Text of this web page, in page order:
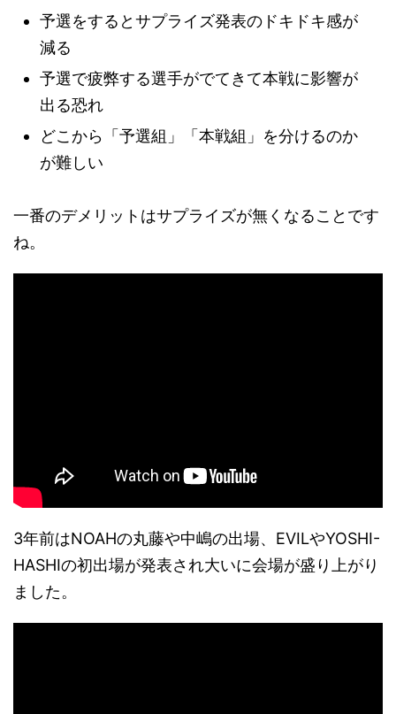
予選をするとサプライズ発表のドキドキ感が
減る
予選で疲弊する選手がでてきて本戦に影響が
出る恐れ
どこから「予選組」「本戦組」を分けるのか
が難しい
一番のデメリットはサプライズが無くなることです
ね。
3年前はNOAHの丸藤や中嶋の出場、EVILやYOSHI-
HASHIの初出場が発表され大いに会場が盛り上がり
ました。